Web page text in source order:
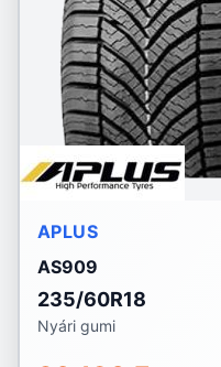
APLUS
AS909
235/60R18
Nyári gumi